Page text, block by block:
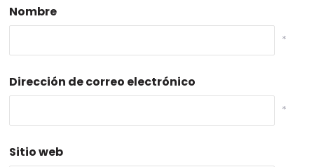
Nombre
*
Dirección de correo electrónico
*
Sitio web